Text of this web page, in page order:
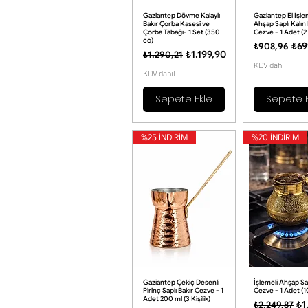
Gaziantep Dövme Kalaylı
Bakır Çorba Kasesi ve
Çorba Tabağı- 1 Set (350
cc)
Normal Fiyat
₺1.290,21 İndirimli Fiyat
₺1.199,90
KDV dahil
Sepete Ekle
Gaziantep El
Ahşap Saplı Kalın
Cezve - 1 Adet (2
Normal
₺908,96
KDV dahil
Sepete
%25 İNDİRİM
Gaziantep Çekiç Desenli
Pirinç Saplı Bakır Cezve - 1
Adet 200 ml (3 Kişilik)
%20 İNDİRİM
İşlemeli Ahşap
Cezve - 1 Adet
Normal
₺2.249,87